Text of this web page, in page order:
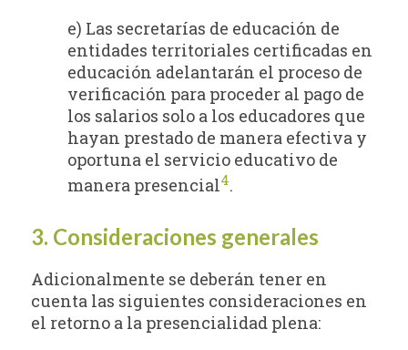
e) Las secretarías de educación de
entidades territoriales certificadas en
educación adelantarán el proceso de
verificación para proceder al pago de
los salarios solo a los educadores que
hayan prestado de manera efectiva y
oportuna el servicio educativo de
manera presencial4.
3. Consideraciones generales
Adicionalmente se deberán tener en
cuenta las siguientes consideraciones en
el retorno a la presencialidad plena: